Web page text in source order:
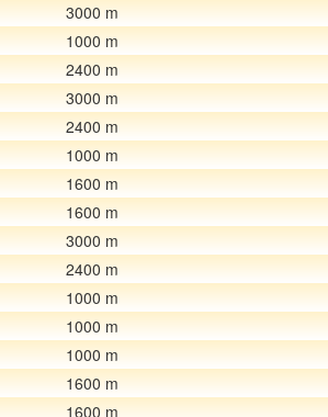
3000 m
1000 m
2400 m
3000 m
2400 m
1000 m
1600 m
1600 m
3000 m
2400 m
1000 m
1000 m
1000 m
1600 m
1600 m